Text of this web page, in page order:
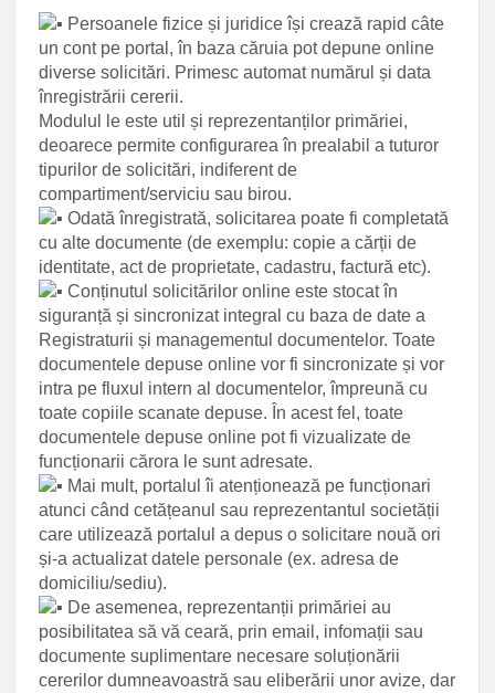
Persoanele fizice și juridice își crează rapid câte
un cont pe portal, în baza căruia pot depune online
diverse solicitări. Primesc automat numărul și data
înregistrării cererii.
Modulul le este util și reprezentanților primăriei,
deoarece permite configurarea în prealabil a tuturor
tipurilor de solicitări, indiferent de
compartiment/serviciu sau birou.
Odată înregistrată, solicitarea poate fi completată
cu alte documente (de exemplu: copie a cărții de
identitate, act de proprietate, cadastru, factură etc).
Conținutul solicitărilor online este stocat în
siguranță și sincronizat integral cu baza de date a
Registraturii și managementul documentelor. Toate
documentele depuse online vor fi sincronizate și vor
intra pe fluxul intern al documentelor, împreună cu
toate copiile scanate depuse. În acest fel, toate
documentele depuse online pot fi vizualizate de
funcționarii cărora le sunt adresate.
Mai mult, portalul îi atenționează pe funcționari
atunci când cetățeanul sau reprezentantul societății
care utilizează portalul a depus o solicitare nouă ori
și-a actualizat datele personale (ex. adresa de
domiciliu/sediu).
De asemenea, reprezentanții primăriei au
posibilitatea să vă ceară, prin email, infomații sau
documente suplimentare necesare soluționării
cererilor dumneavoastră sau eliberării unor avize, dar